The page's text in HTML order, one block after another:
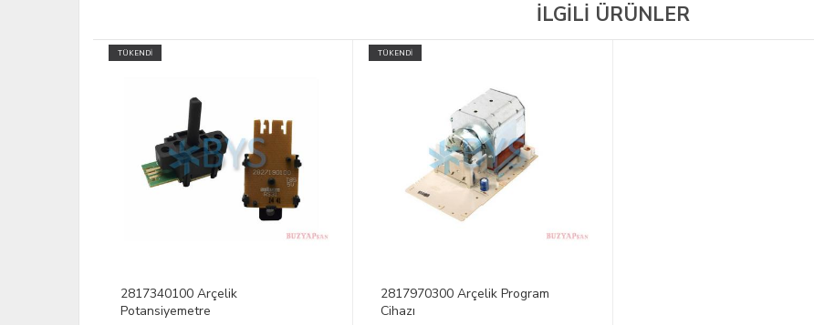
İLGİLİ ÜRÜNLER
TÜKENDİ
2817340100 Arçelik
Potansiyemetre
TÜKENDİ
2817970300 Arçelik Program
Cihazı